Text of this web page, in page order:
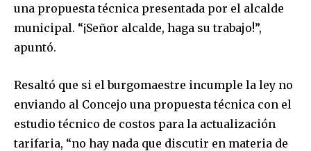
una propuesta técnica presentada por el alcalde
municipal. “¡Señor alcalde, haga su trabajo!”,
apuntó.
Resaltó que si el burgomaestre incumple la ley no
enviando al Concejo una propuesta técnica con el
estudio técnico de costos para la actualización
tarifaria, “no hay nada que discutir en materia de